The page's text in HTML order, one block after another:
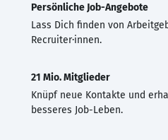
Persönliche Job-Angebote
Lass Dich finden von
Recruiter·innen.
21 Mio. Mitglieder
Knüpf neue Kontakte und
besseres Job-Leben.